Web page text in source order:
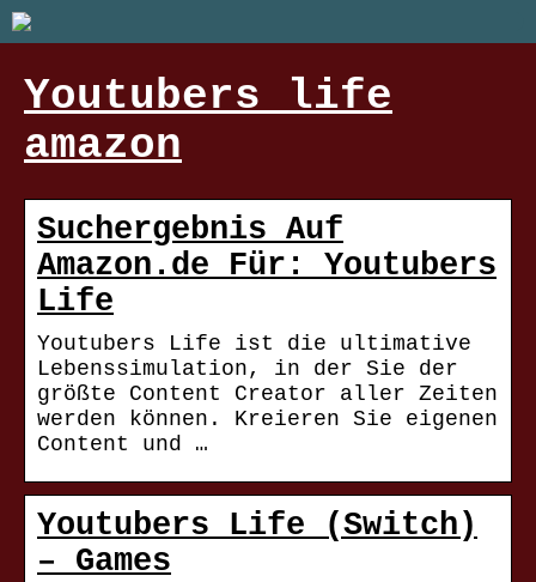
Youtubers life
amazon
Suchergebnis Auf
Amazon.de Für: Youtubers
Life
Youtubers Life ist die ultimative
Lebenssimulation, in der Sie der
größte Content Creator aller Zeiten
werden können. Kreieren Sie eigenen
Content und …
Youtubers Life (Switch)
– Games